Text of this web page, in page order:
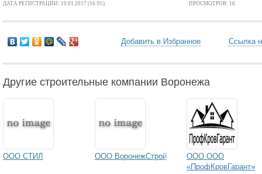
ДАТА РЕГИСТРАЦИИ: 19.01.2017 (16:05) ПРОСМОТРОВ: 16
Добавить в Избранное Ссылка
Другие строительные компании Воронежа
ООО СТИЛ ООО ВоронежСтрой
ООО ООО
«ПрофКровГарант»